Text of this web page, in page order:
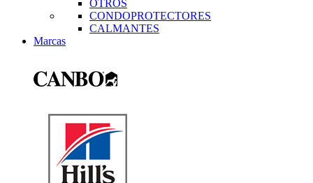
OTROS
CONDOPROTECTORES
CALMANTES
Marcas